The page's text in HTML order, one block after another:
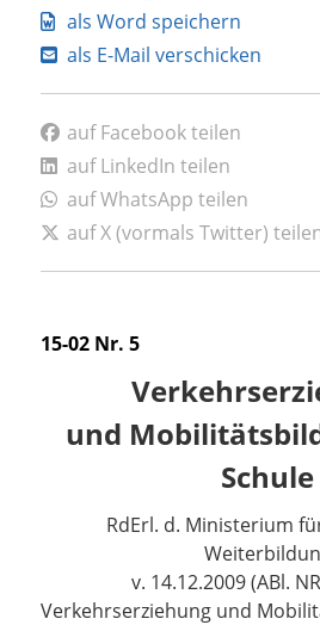
als Word speichern
als E-Mail verschicken
auf Facebook teilen
auf LinkedIn teilen
auf WhatsApp teilen
auf X (vormals Twitter)
15-02 Nr. 5
und
Schule
RdErl. d. Ministerium
v. 14.12.2009 (ABl.
Verkehrserziehung und